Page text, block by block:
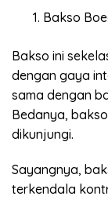
Bakso
Bakso ini
dengan gaya
sama dengan
Bedanya,
dikunjungi.
Sayangnya,
terkendala